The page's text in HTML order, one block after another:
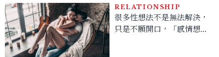
很多性想法不是無法解決，
只是不願開口，「感情想長
RELATIONSHIP